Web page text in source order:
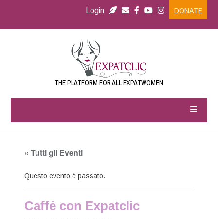
Login DONATE
THE PLATFORM FOR ALL EXPATWOMEN
« Tutti gli Eventi
Questo evento è passato.
Caffè con Expatclic